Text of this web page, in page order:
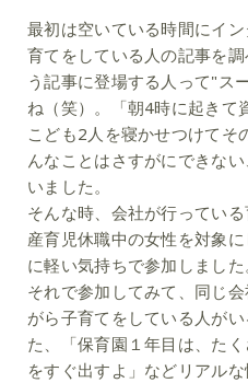
最初は空いている時間にイ
育てをしている人の記事を
う記事に登場する人って"ス
ね（笑）。「朝4時に起きて
こども2人を寝かせつけてそ
んなことはさすがにできな
いました。
そんな時、会社が行ってい
産育児休職中の女性を対象
に軽い気持ちで参加しました
それで参加してみて、同じ
がら子育てをしている人が
た、「保育園１年目は、た
をすぐ出すよ」などリアル